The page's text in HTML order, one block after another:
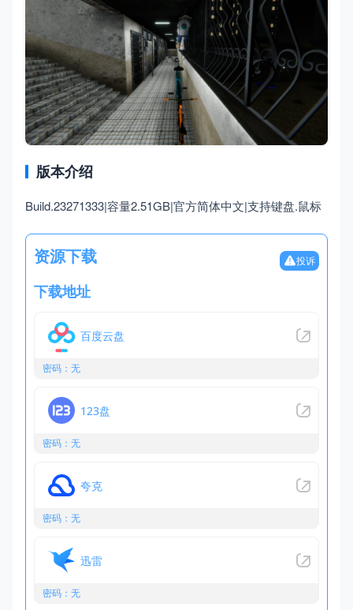
版本介绍
Build.23271333|容量2.51GB|官方简体中文|支持键盘.鼠标
资源下载 投诉
下载地址
百度云盘
密码：无
123盘
密码：无
夸克
密码：无
迅雷
密码：无